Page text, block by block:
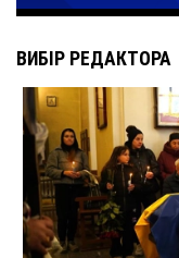
ВИБІР РЕДАКТОРА